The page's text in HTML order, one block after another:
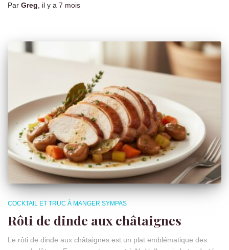
Par Greg , il y a 7 mois
COCKTAIL ET TRUC À MANGER SYMPAS
Rôti de dinde aux châtaignes
Le rôti de dinde aux châtaignes est un plat emblématique des